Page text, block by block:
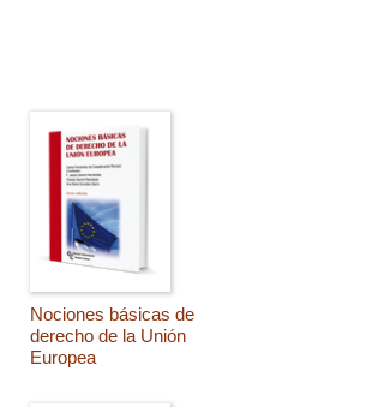
Nociones básicas de
derecho de la Unión
Europea